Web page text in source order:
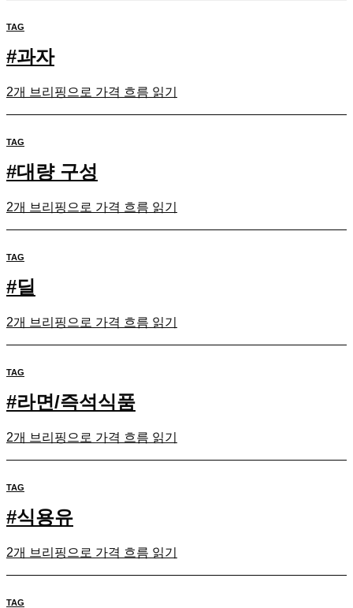
TAG
#과자
2개 브리핑으로 가격 흐름 읽기
TAG
#대량 구성
2개 브리핑으로 가격 흐름 읽기
TAG
#딜
2개 브리핑으로 가격 흐름 읽기
TAG
#라면/즉석식품
2개 브리핑으로 가격 흐름 읽기
TAG
#식용유
2개 브리핑으로 가격 흐름 읽기
TAG